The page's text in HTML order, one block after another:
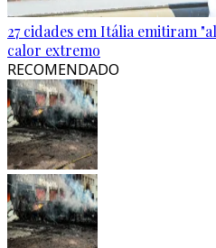
27 cidades em Itália emitiram
calor extremo
RECOMENDADO